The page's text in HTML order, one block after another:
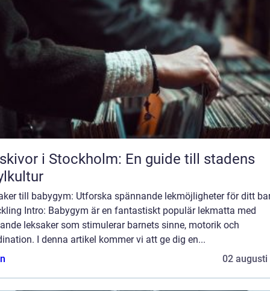
i Stockholm: En guide till stadens
till babygym: Utforska spännande lekmöjligheter för ditt
Intro: Babygym är en fantastiskt populär lekmatta med
leksaker som stimulerar barnets sinne, motorik och
I denna artikel kommer vi att ge dig en...
02 augusti